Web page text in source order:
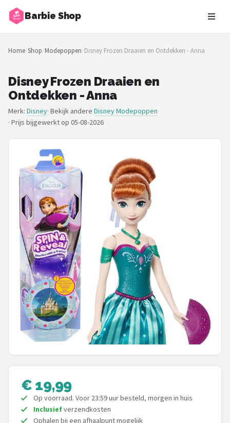
Barbie Shop
Zoeken
NAVIGATIE
Merken
Blog
Barbies
Poppen
Meubeltjes
Shop
POPULAIRE MERKEN
Barbie
Paola Reina
Mattel
Götz
Disney
Corolle
Home/Shop/Modepoppen/Disney Frozen Draaien en Ontdekken - Anna
Disney Frozen Draaien en
Ontdekken - Anna
Merk: Disney· Bekijk andere Disney Modepoppen
· Prijs bijgewerkt op 05-08-2026
€ 19,99
Op voorraad. Voor 23:59 uur besteld, morgen in huis
Inclusiefverzendkosten
Ophalen bij een afhaalpunt mogelijk